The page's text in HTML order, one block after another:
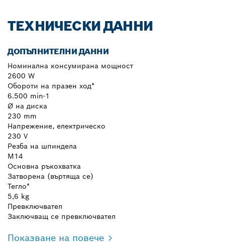
ТЕХНИЧЕСКИ ДАННИ
ДОПЪЛНИТЕЛНИ ДАННИ
Номинална консумирана мощност
2600 W
Обороти на празен ход*
6.500 min-1
Ø на диска
230 mm
Напрежение, електрическо
230 V
Резба на шпиндела
M14
Основна ръкохватка
Затворена (въртяща се)
Тегло*
5,6 kg
Превключвател
Заключващ се превключвател
Показване на повече